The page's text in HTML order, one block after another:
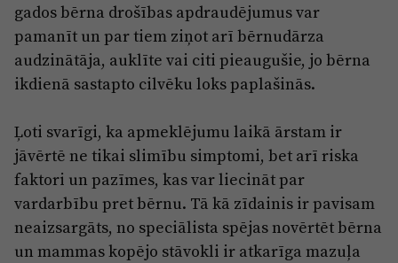
gados bērna drošības apdraudējumus var
pamanīt un par tiem ziņot arī bērnudārza
audzinātāja, auklīte vai citi pieaugušie, jo bērna
ikdienā sastapto cilvēku loks paplašinās.
Ļoti svarīgi, ka apmeklējumu laikā ārstam ir
jāvērtē ne tikai slimību simptomi, bet arī riska
faktori un pazīmes, kas var liecināt par
vardarbību pret bērnu. Tā kā zīdainis ir pavisam
neaizsargāts, no speciālista spējas novērtēt bērna
un mammas kopējo stāvokli ir atkarīga mazuļa